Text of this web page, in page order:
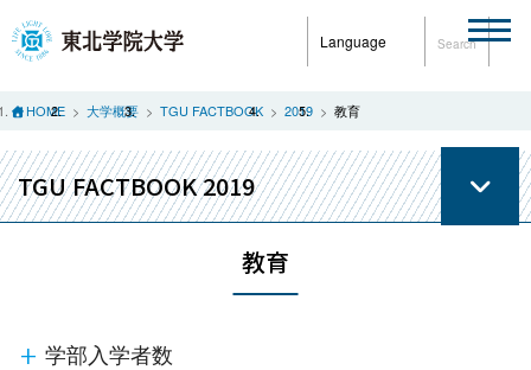
Language Search
HOME 大学概要 TGU FACTBOOK 2019 教育
TGU FACTBOOK 2019
教育
学部入学者数